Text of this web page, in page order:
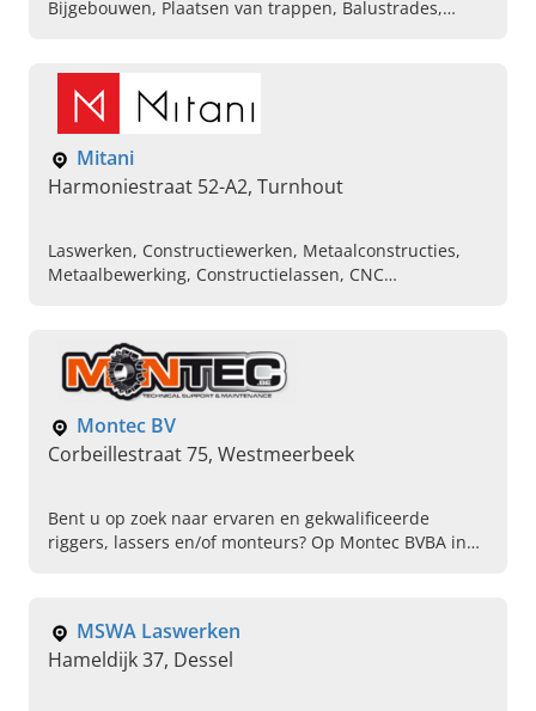
Bijgebouwen, Plaatsen van trappen, Balustrades,
Mitani
Harmoniestraat 52-A2, Turnhout
Laswerken, Constructiewerken, Metaalconstructies,
Metaalbewerking, Constructielassen, CNC
Montec BV
Corbeillestraat 75, Westmeerbeek
Bent u op zoek naar ervaren en gekwalificeerde
riggers, lassers en/of monteurs? Op Montec BVBA in
constructies en demontage.
MSWA Laswerken
Hameldijk 37, Dessel